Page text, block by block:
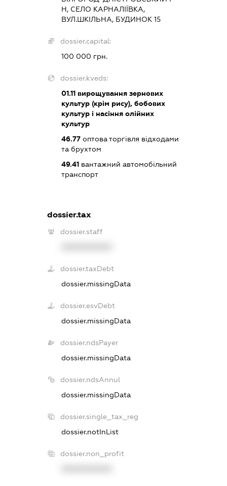
Н, СЕЛО КАРНАЛІЇВКА,
ВУЛ.ШКІЛЬНА, БУДИНОК 15
dossier.capital:
100 000 грн.
dossier.kveds:
01.11вирощування зернових
культур (крім рису), бобових
культур і насіння олійних
культур
46.77оптова торгівля відходами
та брухтом
49.41вантажний автомобільний
транспорт
dossier.tax
dossier.staff
dossier.taxDebt
dossier.missingData
dossier.esvDebt
dossier.missingData
dossier.ndsPayer
dossier.missingData
dossier.ndsAnnul
dossier.missingData
dossier.single_tax_reg
dossier.notInList
dossier.non_profit